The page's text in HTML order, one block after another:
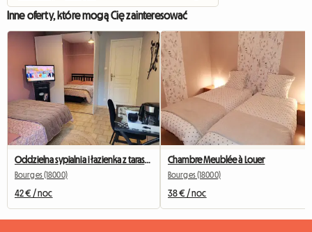
Inne oferty, które mogą Cię zainteresować
Oddzielna sypialnia i łazienka z tarasem
Bourges (18000)
42 € / noc
Chambre Meublée à Louer
Bourges (18000)
38 € / noc